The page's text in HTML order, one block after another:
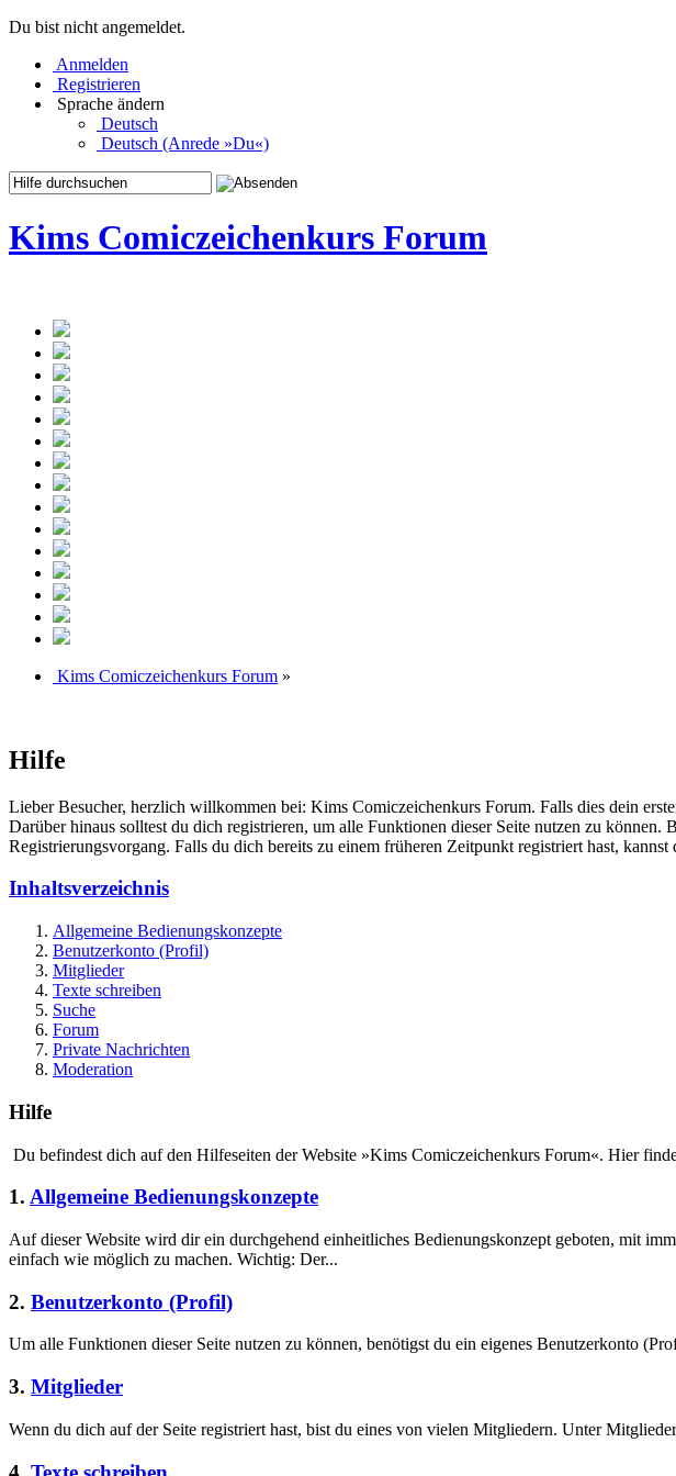
Du bist nicht angemeldet.
Anmelden
Registrieren
Sprache ändern
Deutsch
Deutsch (Anrede »Du«)
Kims Comiczeichenkurs Forum
Kims Comiczeichenkurs Forum »
Hilfe
Lieber Besucher, herzlich willkommen bei: Kims Comiczeichenkurs Forum. Falls dies dein
Darüber hinaus solltest du dich registrieren, um alle Funktionen dieser Seite nutzen zu können.
Registrierungsvorgang. Falls du dich bereits zu einem früheren Zeitpunkt registriert hast, kannst
Inhaltsverzeichnis
Allgemeine Bedienungskonzepte
Benutzerkonto (Profil)
Mitglieder
Texte schreiben
Suche
Forum
Private Nachrichten
Moderation
Hilfe
Du befindest dich auf den Hilfeseiten der Website »Kims Comiczeichenkurs Forum«. Hier
1. Allgemeine Bedienungskonzepte
Auf dieser Website wird dir ein durchgehend einheitliches Bedienungskonzept geboten, mit
einfach wie möglich zu machen. Wichtig: Der...
2. Benutzerkonto (Profil)
Um alle Funktionen dieser Seite nutzen zu können, benötigst du ein eigenes Benutzerkonto
3. Mitglieder
Wenn du dich auf der Seite registriert hast, bist du eines von vielen Mitgliedern. Unter